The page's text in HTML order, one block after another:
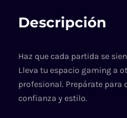
Descripción
Haz que cada partida se
Lleva tu espacio gaming a
profesional. Prepárate
confianza y estilo.